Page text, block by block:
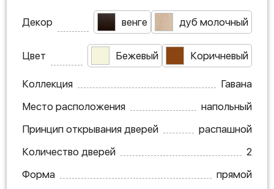
Декор венге дуб молочный
Цвет Бежевый Коричневый
Коллекция
Гавана
Место расположения
напольный
Принцип открывания дверей
распашной
Количество дверей
2
Форма
прямой